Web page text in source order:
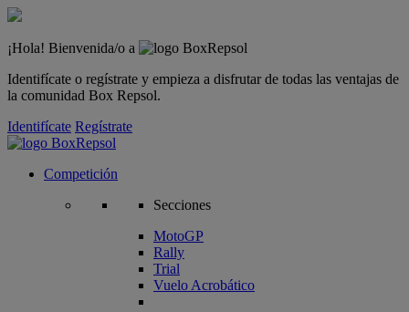
¡Hola! Bienvenida/o a
Identifícate o regístrate y empieza a disfrutar de todas las ventajas de
la comunidad Box Repsol.
Identifícate Regístrate
Competición
Secciones
MotoGP
Rally
Trial
Vuelo Acrobático